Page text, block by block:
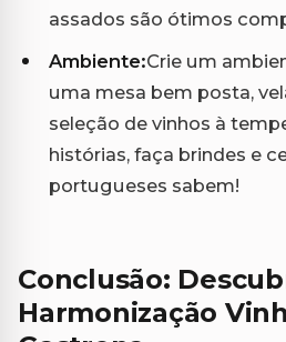
assados são ótimos
Ambiente:Crie um
uma mesa bem posta,
seleção de vinhos à
histórias, faça brindes e
portugueses sabem!
Conclusão:
Harmonização